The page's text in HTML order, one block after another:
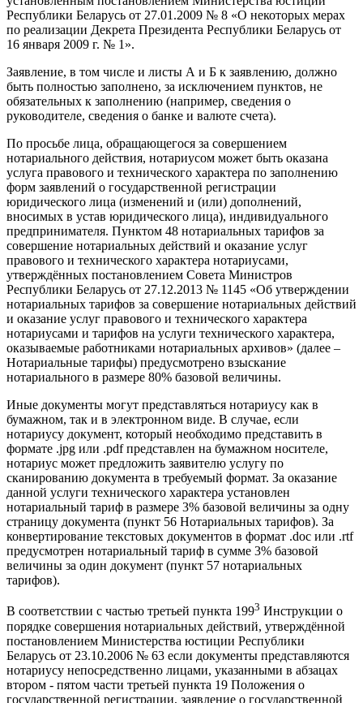
Республики Беларусь от 27.01.2009 № 8 «О некоторых мерах
по реализации Декрета Президента Республики Беларусь от
16 января 2009 г. № 1».
Заявление, в том числе и листы А и Б к заявлению, должно
быть полностью заполнено, за исключением пунктов, не
обязательных к заполнению (например, сведения о
руководителе, сведения о банке и валюте счета).
По просьбе лица, обращающегося за совершением
нотариального действия, нотариусом может быть оказана
услуга правового и технического характера по заполнению
форм заявлений о государственной регистрации
юридического лица (изменений и (или) дополнений,
вносимых в устав юридического лица), индивидуального
предпринимателя. Пунктом 48 нотариальных тарифов за
совершение нотариальных действий и оказание услуг
правового и технического характера нотариусами,
утверждённых постановлением Совета Министров
Республики Беларусь от 27.12.2013 № 1145 «Об утверждении
нотариальных тарифов за совершение нотариальных действий
и оказание услуг правового и технического характера
нотариусами и тарифов на услуги технического характера,
оказываемые работниками нотариальных архивов» (далее –
Нотариальные тарифы) предусмотрено взыскание
нотариального в размере 80% базовой величины.
Иные документы могут представляться нотариусу как в
бумажном, так и в электронном виде. В случае, если
нотариусу документ, который необходимо представить в
формате .jpg или .pdf представлен на бумажном носителе,
нотариус может предложить заявителю услугу по
сканированию документа в требуемый формат. За оказание
данной услуги технического характера установлен
нотариальный тариф в размере 3% базовой величины за одну
страницу документа (пункт 56 Нотариальных тарифов). За
конвертирование текстовых документов в формат .doc или .rtf
предусмотрен нотариальный тариф в сумме 3% базовой
величины за один документ (пункт 57 нотариальных
тарифов).
В соответствии с частью третьей пункта 1993 Инструкции о
порядке совершения нотариальных действий, утверждённой
постановлением Министерства юстиции Республики
Беларусь от 23.10.2006 № 63 если документы представляются
нотариусу непосредственно лицами, указанными в абзацах
втором - пятом части третьей пункта 19 Положения о
государственной регистрации, заявление о государственной